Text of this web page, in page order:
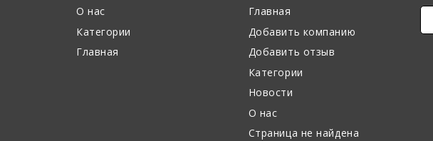
О нас
Категории
Главная
Главная
Добавить компанию
Добавить отзыв
Категории
Новости
О нас
Страница не найдена